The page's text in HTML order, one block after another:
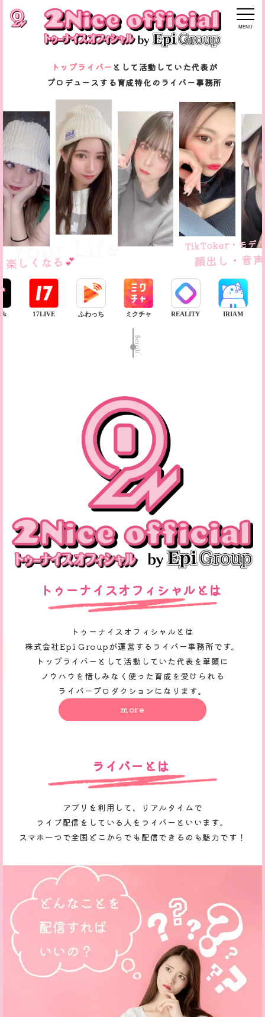
MENU
トップライバー として活動していた代表が
プロデュースする育成特化のライバー事務所
Life
くなる💕
TikToker・モデル・
顔出し・音声
17LIVE ふわっち ミクチャ REALITY IRIAM
Scroll
トゥーナイスオフィシャルとは
トゥーナイスオフィシャルとは
株式会社Epi Groupが運営するライバー事務所です。
トップライバーとして活動していた代表を筆頭に
ノウハウを惜しみなく使った育成を受けられる
ライバープロダクションになります。
more
ライバーとは
アプリを利用して、リアルタイムで
ライブ配信をしている人をライバーといいます。
スマホ一つで全国どこからでも配信できるのも魅力です！